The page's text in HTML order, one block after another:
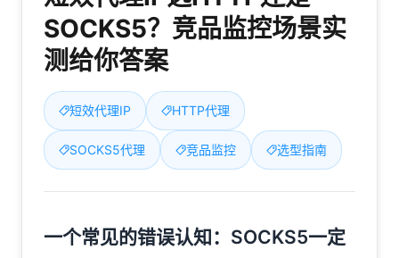
SOCKS5？竞品监控场景实
测给你答案
短效代理IP HTTP代理
SOCKS5代理 竞品监控 选型指南
一个常见的错误认知：SOCKS5一定